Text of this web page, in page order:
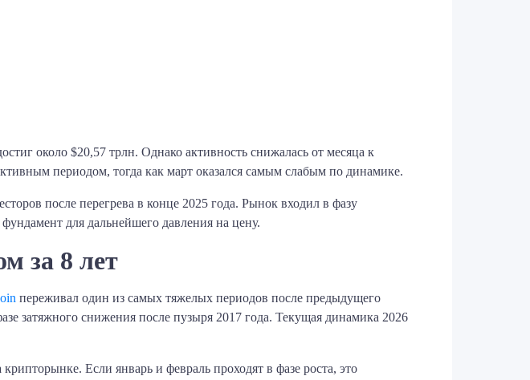
около $20,57 трлн. Однако активность снижалась от месяца к
периодом, тогда как март оказался самым слабым по динамике.
после перегрева в конце 2025 года. Рынок входил в фазу
для дальнейшего давления на цену.
за 8 лет
переживал один из самых тяжелых периодов после предыдущего
затяжного снижения после пузыря 2017 года. Текущая динамика 2026
Если январь и февраль проходят в фазе роста, это